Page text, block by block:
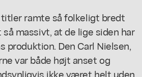
ramte så folkeligt bredt
massivt, at de lige siden har
produktion. Den Carl Nielsen,
var både højt anset og
ikke været helt uden